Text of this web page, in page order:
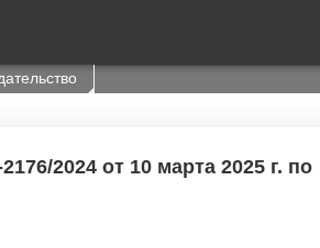
2024 от 10 марта 2025 г. по